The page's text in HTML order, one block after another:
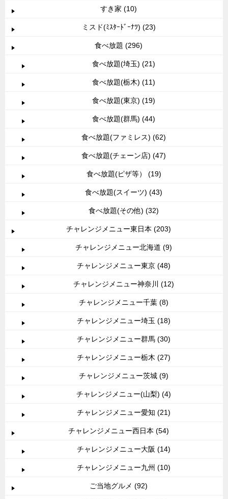
すき家 (10)
ミスド(ﾐｽﾀｰﾄﾞｰﾅﾂ) (23)
食べ放題 (296)
食べ放題(埼玉) (21)
食べ放題(栃木) (11)
食べ放題(東京) (19)
食べ放題(群馬) (44)
食べ放題(ファミレス) (62)
食べ放題(チェーン店) (47)
食べ放題(ピザ等） (19)
食べ放題(スイーツ) (43)
食べ放題(その他) (32)
チャレンジメニュー東日本 (203)
チャレンジメニュー北海道 (9)
チャレンジメニュー東京 (48)
チャレンジメニュー神奈川 (12)
チャレンジメニュー千葉 (8)
チャレンジメニュー埼玉 (18)
チャレンジメニュー群馬 (30)
チャレンジメニュー栃木 (27)
チャレンジメニュー茨城 (9)
チャレンジメニュー(山梨) (4)
チャレンジメニュー愛知 (21)
チャレンジメニュー西日本 (54)
チャレンジメニュー大阪 (14)
チャレンジメニュー九州 (10)
ご当地グルメ (92)